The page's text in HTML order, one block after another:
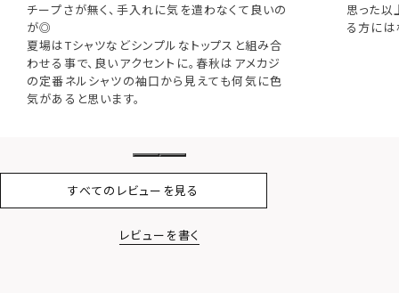
チープさが無く、手入れに気を遣わなくて良いの
が◎
夏場はTシャツなどシンプルなトップスと組み合
わせる事で、良いアクセントに。春秋はアメカジ
の定番ネルシャツの袖口から見えても何気に色
気があると思います。
思った以
る方には
すべてのレビューを見る
レビューを書く